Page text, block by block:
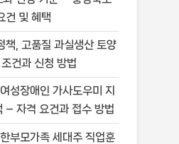
건 및 혜택
책, 고품질 과실생산 토양
건과 신청 방법
성장애인 가사도우미 지
– 자격 요건과 접수 방법
부모가족 세대주 직업훈